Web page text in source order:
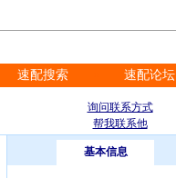
速配搜索 速配论坛
询问联系方式
帮我联系他
基本信息